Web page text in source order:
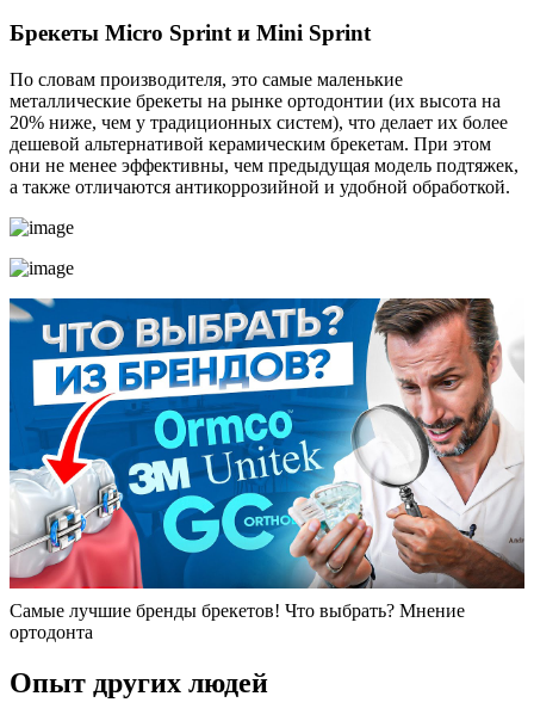
Брекеты Micro Sprint и Mini Sprint
По словам производителя, это самые маленькие
металлические брекеты на рынке ортодонтии (их высота на
20% ниже, чем у традиционных систем), что делает их более
дешевой альтернативой керамическим брекетам. При этом
они не менее эффективны, чем предыдущая модель подтяжек,
а также отличаются антикоррозийной и удобной обработкой.
Самые лучшие бренды брекетов! Что выбрать? Мнение
ортодонта
Опыт других людей